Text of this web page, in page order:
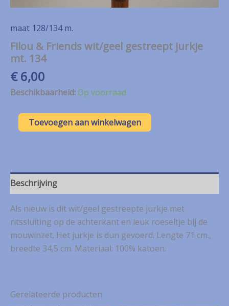
maat 128/134 m.
Filou & Friends wit/geel gestreept jurkje
mt. 134
€6,00
Beschikbaarheid:Op voorraad
Filou
mt.
134
Toevoegen aan winkelwagen
Beschrijving
Als nieuw is dit wit/geel gestreepte jurkje met
ritssluiting op de achterkant en leuk roeseltje bij de
mouwinzet. Het jurkje is dun gevoerd. Lengte 71 cm.,
breedte 34,5 cm. Materiaal: 100% katoen.
Gerelateerde producten